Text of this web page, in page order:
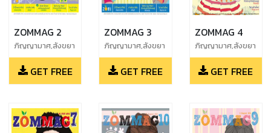
ZOMMAG 2
ภิญญามาศ,สังขยา
ชาเย็น,อรัญย์,จักร
เมถุน GET FREE
ZOMMAG 3
ภิญญามาศ,สังขยา
ชาเย็น,อรัญย์,จักร
เมถุนGET FREE
ZOMMAG 4
ภิญญามาศ,สังขยา
ชาเย็น,อรัญย์,จักร
เมถุนGET FREE